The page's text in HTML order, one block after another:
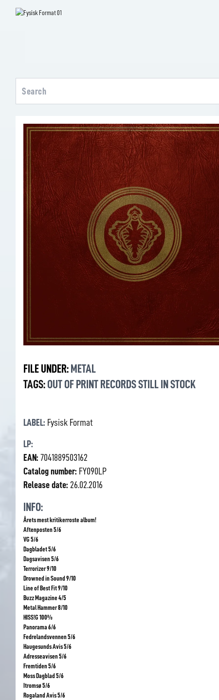
FILE UNDER: METAL
TAGS: OUT OF PRINT RECORDS STILL IN STOCK
LABEL: Fysisk Format
LP:
EAN: 7041889503162
Catalog number: FY090LP
Release date: 26.02.2016
INFO:
Årets mest kritikerroste album!
Aftenposten 5/6
VG 5/6
Dagbladet 5/6
Dagsavisen 5/6
Terrorizer 9/10
Drowned in Sound 9/10
Line of Best Fit 9/10
Buzz Magazine 4/5
Metal Hammer 8/10
HISS!G 100%
Panorama 6/6
Fedrelandsvennen 5/6
Haugesunds Avis 5/6
Adresseavisen 5/6
Fremtiden 5/6
Moss Dagblad 5/6
Itromsø 5/6
Rogaland Avis 5/6